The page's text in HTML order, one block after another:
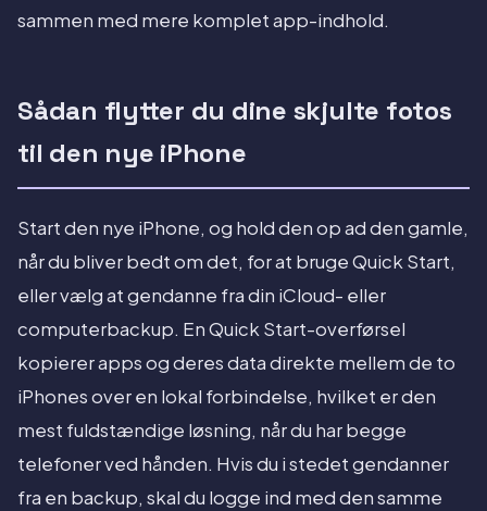
sammen med mere komplet app-indhold.
Sådan flytter du dine skjulte fotos
til den nye iPhone
Start den nye iPhone, og hold den op ad den gamle,
når du bliver bedt om det, for at bruge Quick Start,
eller vælg at gendanne fra din iCloud- eller
computerbackup. En Quick Start-overførsel
kopierer apps og deres data direkte mellem de to
iPhones over en lokal forbindelse, hvilket er den
mest fuldstændige løsning, når du har begge
telefoner ved hånden. Hvis du i stedet gendanner
fra en backup, skal du logge ind med den samme